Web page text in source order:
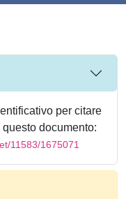
per citare
documento:
11583/1675071